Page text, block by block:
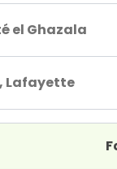
el Ghazala
Lafayette